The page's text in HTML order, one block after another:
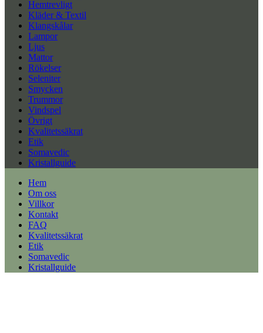
Hemtrevligt
Kläder & Textil
Klangskålar
Lampor
Ljus
Mattor
Rökelser
Seleniter
Smycken
Trummor
Vindspel
Övrigt
Kvalitetssäkrat
Etik
Somavedic
Kristallguide
Hem
Om oss
Villkor
Kontakt
FAQ
Kvalitetssäkrat
Etik
Somavedic
Kristallguide